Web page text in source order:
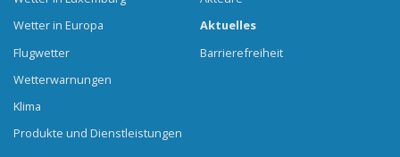
Wetter in Europa
Flugwetter
Wetterwarnungen
Klima
Produkte und Dienstleistungen
Aktuelles
Barrierefreiheit